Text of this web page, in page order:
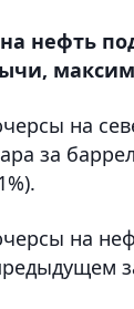
нефть
на
за
на